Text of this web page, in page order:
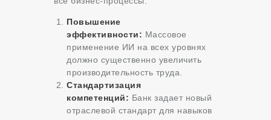
Повышение
эффективности: Массовое
применение ИИ на всех уровнях
должно существенно увеличить
производительность труда.
Стандартизация
компетенций: Банк задает новый
отраслевой стандарт для навыков